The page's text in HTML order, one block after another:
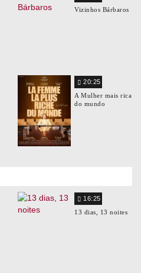
Vizinhos Bárbaros
20:25
A Mulher mais rica
do mundo
16:25
13 dias, 13 noites